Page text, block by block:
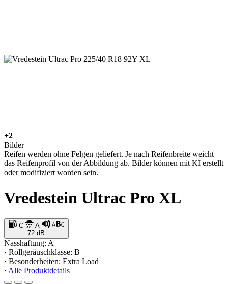
+2
Bilder
Reifen werden ohne Felgen geliefert. Je nach Reifenbreite weicht
das Reifenprofil von der Abbildung ab. Bilder können mit KI erstellt
oder modifiziert worden sein.
Vredestein Ultrac Pro XL
C
A
72 dB
Nasshaftung: A
· Rollgeräuschklasse: B
· Besonderheiten: Extra Load
· Alle Produktdetails